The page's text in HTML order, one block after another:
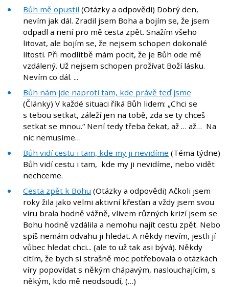
Bůh mě opustil (Otázky a odpovědi) Dobrý den,
nevím jak dál. Zradil jsem Boha a bojím se, že jsem
odpadl a není pro mě cesta zpět. Snažím všeho
litovat, ale bojím se, že nejsem schopen dokonalé
lítosti. Při modlitbě mám pocit, že je Bůh ode mě
vzdálený. Už nejsem schopen prožívat Boží lásku.
Nevím co dál. ...
Bůh nám jde naproti tam, kde právě teď jsme
(Články) V každé situaci říká Bůh lidem: „Chci se
s tebou setkat, záleží jen na tobě, zda se ty chceš
setkat se mnou.“ Není tedy třeba čekat, až … až… Na
nic nemusíme…
Bůh vidí cestu i tam, kde my ji nevidíme (Téma týdne)
Bůh vidí cestu i tam, kde my ji nevidíme, nebo vidět
nechceme.
Cesta zpět k Bohu (Otázky a odpovědi) Ačkoli jsem
roky žila jako velmi aktivní křesťan a vždy jsem svou
víru brala hodně vážně, vlivem různých krizí jsem se
Bohu hodně vzdálila a nemohu najít cestu zpět. Nebo
spíš nemám odvahu ji hledat. A někdy nevím, jestli jí
vůbec hledat chci... (ale to už tak asi bývá). Někdy
cítím, že bych si strašně moc potřebovala o otázkách
víry popovídat s někým chápavým, naslouchajícím, s
někým, kdo mě neodsoudí, (…)